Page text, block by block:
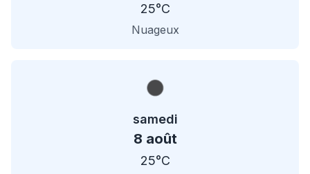
25°C
Nuageux
samedi
8 août
25°C